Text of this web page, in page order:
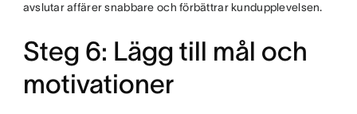
avslutar affärer snabbare och förbättrar kundupplevelsen.
Steg 6: Lägg till mål och
motivationer